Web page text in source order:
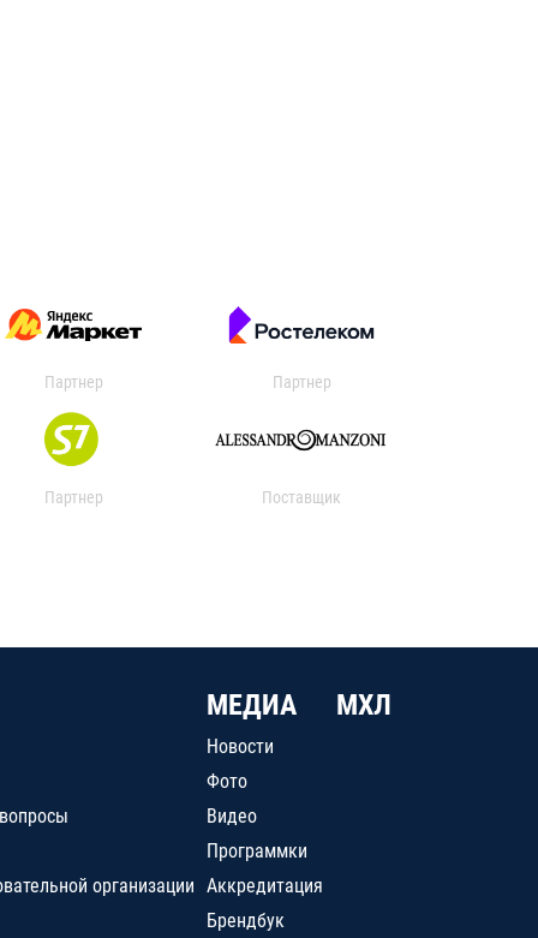
Партнер Партнер
Партнер Поставщик
организации
МЕДИА
Новости
Фото
Видео
Программки
Аккредитация
Брендбук
МХЛ